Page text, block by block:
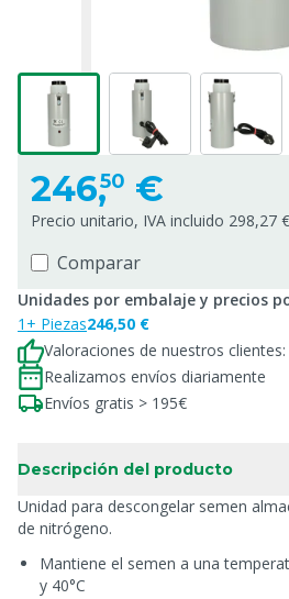
246,50 €
Precio unitario, IVA incluido 298,27 €
Comparar
Unidades por embalaje y precios
1+ Piezas246,50 €
Valoraciones de nuestros
Realizamos envíos diariamente
Envíos gratis > 195€
Descripción del producto
Unidad para descongelar semen
de nitrógeno.
Mantiene el semen a una
y 40°C